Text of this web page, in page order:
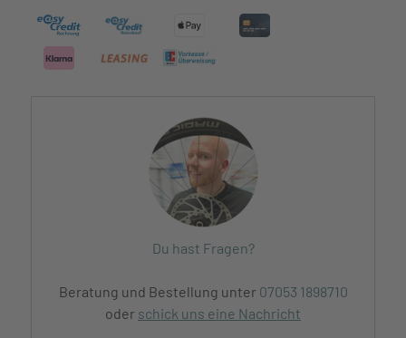
Du hast Fragen?
Beratung und Bestellung unter 07053 1898710
oder schick uns eine Nachricht